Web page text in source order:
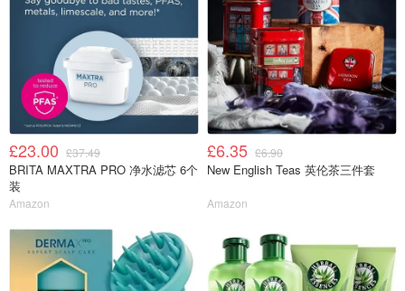
£23.00 £37.49
BRITA MAXTRA PRO 净水滤芯 6个
装
Amazon
£6.35 £6.90
New English Teas 英伦茶三件套
Amazon